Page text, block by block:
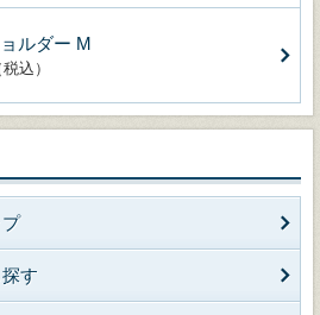
ルダー M
込）
す